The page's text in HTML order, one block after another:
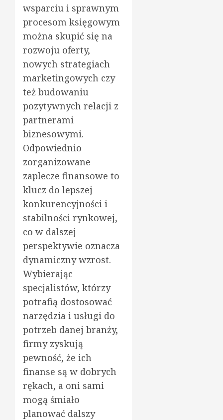
wsparciu i sprawnym
procesom księgowym
można skupić się na
rozwoju oferty,
nowych strategiach
marketingowych czy
też budowaniu
pozytywnych relacji z
partnerami
biznesowymi.
Odpowiednio
zorganizowane
zaplecze finansowe to
klucz do lepszej
konkurencyjności i
stabilności rynkowej,
co w dalszej
perspektywie oznacza
dynamiczny wzrost.
Wybierając
specjalistów, którzy
potrafią dostosować
narzędzia i usługi do
potrzeb danej branży,
firmy zyskują
pewność, że ich
finanse są w dobrych
rękach, a oni sami
mogą śmiało
planować dalszy